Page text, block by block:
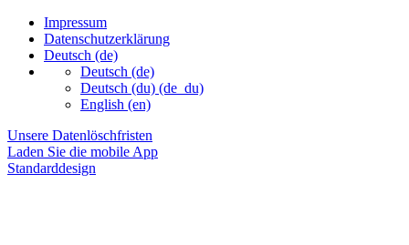
Impressum
Datenschutzerklärung
Deutsch ‎(de)‎
Deutsch ‎(de)‎
Deutsch (du) ‎(de_du)‎
English ‎(en)‎
Unsere Datenlöschfristen
Laden Sie die mobile App
Standarddesign